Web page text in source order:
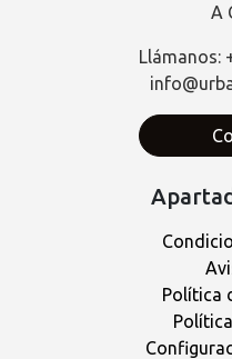
A
Llámanos:
Política